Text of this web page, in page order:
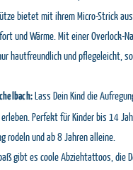
bietet mit ihrem Micro-Strick
und Wärme. Mit einer Overlock-
hautfreundlich und pflegeleicht,
Lass Dein Kind die
erleben. Perfekt für Kinder bis 14
rodeln und ab 8 Jahren alleine.
gibt es coole Abziehtattoos, die